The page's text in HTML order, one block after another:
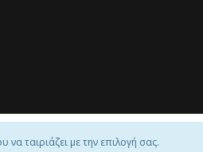
ταιριάζει με την επιλογή σας.